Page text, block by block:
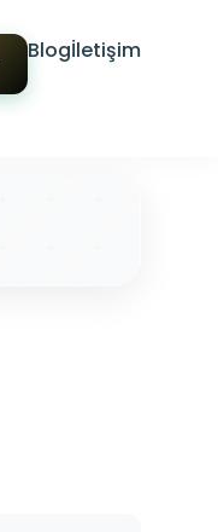
Blogİletişim